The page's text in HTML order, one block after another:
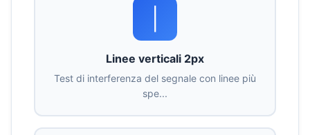
Linee verticali 2px
Test di interferenza del segnale con linee più
spe...